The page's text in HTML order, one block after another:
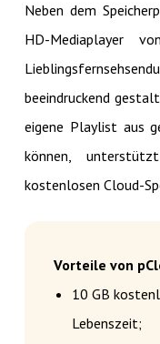
Neben dem
HD-Mediaplayer
beeindruckend
eigene Playlist aus
können,
kostenlosen Cloud-
Vorteile von
10 GB
Lebenszeit;